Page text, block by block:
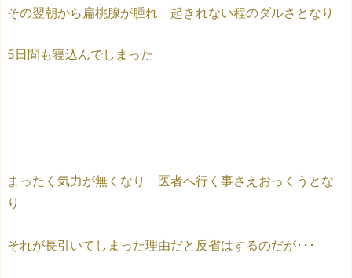
その翌朝から扁桃腺が腫れ 起きれない程のダルさとなり
5日間も寝込んでしまった
まったく気力が無くなり 医者へ行く事さえおっくうとな
り
それが長引いてしまった理由だと反省はするのだが･･･